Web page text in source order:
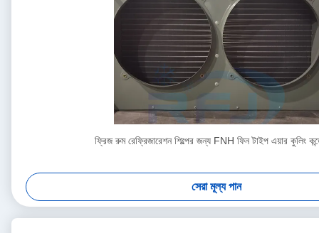
ফ্রিজ রুম রেফ্রিজারেশন শিল্পের জন্য FNH ফিন টাইপ এয়ার কুলিং
সেরা মূল্য পান